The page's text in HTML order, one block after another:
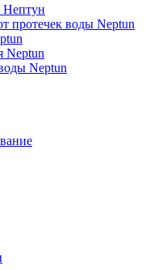
Нептун
протечек воды Neptun
Neptun
Neptun